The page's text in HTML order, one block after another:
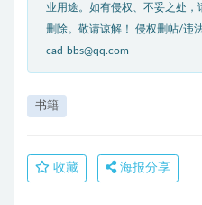
业用途。如有侵权、不妥之处
删除。敬请谅解！ 侵权删帖/违
cad-bbs@qq.com
书籍
收藏 海报分享